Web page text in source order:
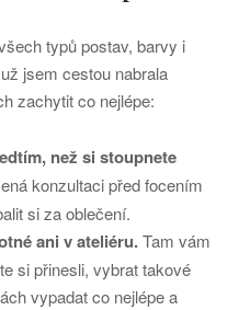
typů postav, barvy i
jsem cestou nabrala
zachytit co nejlépe:
než si stoupnete
konzultaci před focením
si za oblečení.
ani v ateliéru.Tam vám
si přinesli, vybrat takové
vypadat co nejlépe a